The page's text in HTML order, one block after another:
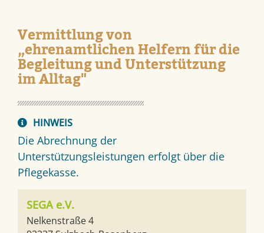
Vermittlung von
„ehrenamtlichen Helfern für die
Begleitung und Unterstützung
im Alltag"
HINWEIS
Die Abrechnung der
Unterstützungsleistungen erfolgt über die
Pflegekasse.
SEGA e.V.
Nelkenstraße 4